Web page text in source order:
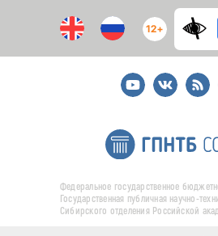
12+
YoutubeВКонтакте
RSS
Федеральное государственное
Государственная публичная научно-
Сибирского отделения Российской